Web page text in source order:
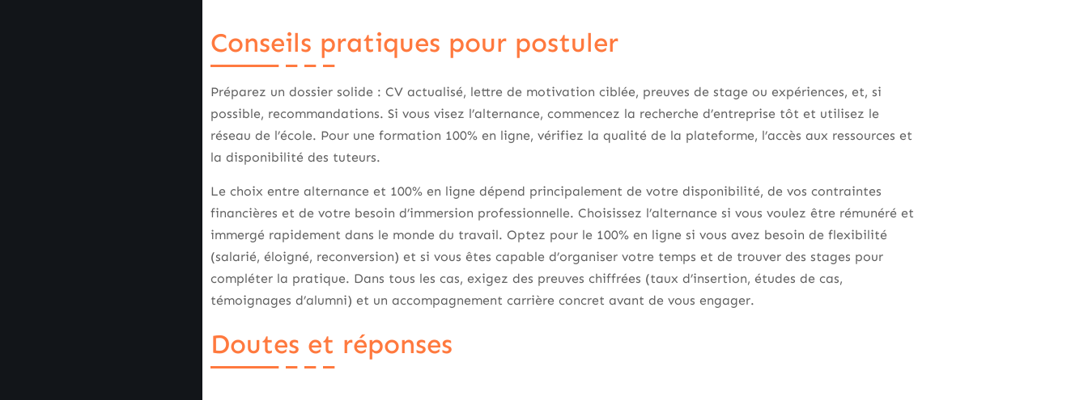
Conseils pratiques pour postuler
Préparez un dossier solide : CV actualisé, lettre de motivation ciblée, preuves de stage ou expériences, et, si
possible, recommandations. Si vous visez l’alternance, commencez la recherche d’entreprise tôt et utilisez le
réseau de l’école. Pour une formation 100% en ligne, vérifiez la qualité de la plateforme, l’accès aux ressources et
la disponibilité des tuteurs.
Le choix entre alternance et 100% en ligne dépend principalement de votre disponibilité, de vos contraintes
financières et de votre besoin d’immersion professionnelle. Choisissez l’alternance si vous voulez être rémunéré et
immergé rapidement dans le monde du travail. Optez pour le 100% en ligne si vous avez besoin de flexibilité
(salarié, éloigné, reconversion) et si vous êtes capable d’organiser votre temps et de trouver des stages pour
compléter la pratique. Dans tous les cas, exigez des preuves chiffrées (taux d’insertion, études de cas,
témoignages d’alumni) et un accompagnement carrière concret avant de vous engager.
Doutes et réponses